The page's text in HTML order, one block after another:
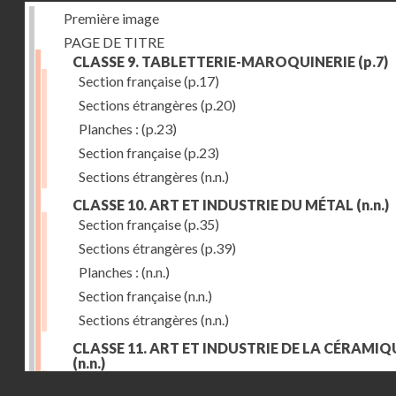
Première image
PAGE DE TITRE
CLASSE 9. TABLETTERIE-MAROQUINERIE (p.7)
Section française(p.17)
Sections étrangères (p.20)
Planches : (p.23)
Section française(p.23)
Sections étrangères (n.n.)
CLASSE 10. ART ET INDUSTRIE DU MÉTAL (n.n.)
Section française(p.35)
Sections étrangères (p.39)
Planches : (n.n.)
Section française(n.n.)
Sections étrangères (n.n.)
CLASSE 11. ART ET INDUSTRIE DE LA
(n.n.)